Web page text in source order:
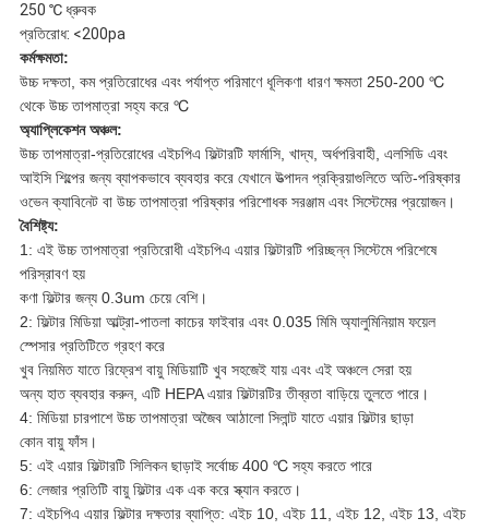
250 ℃ ধ্রুবক
প্রতিরোধ: <200pa
কর্মক্ষমতা:
উচ্চ দক্ষতা, কম প্রতিরোধের এবং পর্যাপ্ত পরিমাণে ধূলিকণা ধারণ ক্ষমতা 250-200 ℃
থেকে উচ্চ তাপমাত্রা সহ্য করে ℃
অ্যাপ্লিকেশন অঞ্চল:
উচ্চ তাপমাত্রা-প্রতিরোধের এইচপিএ ফিল্টারটি ফার্মাসি, খাদ্য, অর্ধপরিবাহী, এলসিডি এবং
আইসি শিল্পের জন্য ব্যাপকভাবে ব্যবহার করে যেখানে উত্পাদন প্রক্রিয়াগুলিতে অতি-পরিষ্কার
ওভেন ক্যাবিনেট বা উচ্চ তাপমাত্রা পরিষ্কার পরিশোধক সরঞ্জাম এবং সিস্টেমের প্রয়োজন।
বৈশিষ্ট্য:
1: এই উচ্চ তাপমাত্রা প্রতিরোধী এইচপিএ এয়ার ফিল্টারটি পরিচ্ছন্ন সিস্টেমে পরিশেষে
পরিস্রাবণ হয়
কণা ফিল্টার জন্য 0.3um চেয়ে বেশি।
2: ফিল্টার মিডিয়া আল্ট্রা-পাতলা কাচের ফাইবার এবং 0.035 মিমি অ্যালুমিনিয়াম ফয়েল
স্পেসার প্রতিটিতে গ্রহণ করে
খুব নিয়মিত যাতে রিফ্রেশ বায়ু মিডিয়াটি খুব সহজেই যায় এবং এই অঞ্চলে সেরা হয়
অন্য হাত ব্যবহার করুন, এটি HEPA এয়ার ফিল্টারটির তীব্রতা বাড়িয়ে তুলতে পারে।
4: মিডিয়া চারপাশে উচ্চ তাপমাত্রা অজৈব আঠালো সিলান্ট যাতে এয়ার ফিল্টার ছাড়া
কোন বায়ু ফাঁস।
5: এই এয়ার ফিল্টারটি সিলিকন ছাড়াই সর্বোচ্চ 400 ℃ সহ্য করতে পারে
6: লেজার প্রতিটি বায়ু ফিল্টার এক এক করে স্ক্যান করতে।
7: এইচপিএ এয়ার ফিল্টার দক্ষতার ব্যাপ্তি: এইচ 10, এইচ 11, এইচ 12, এইচ 13, এইচ